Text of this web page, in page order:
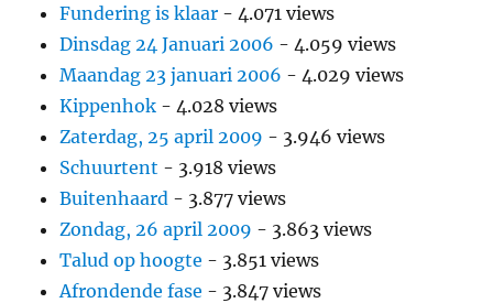
Fundering is klaar - 4.071 views
Dinsdag 24 Januari 2006 - 4.059 views
Maandag 23 januari 2006 - 4.029 views
Kippenhok - 4.028 views
Zaterdag, 25 april 2009 - 3.946 views
Schuurtent - 3.918 views
Buitenhaard - 3.877 views
Zondag, 26 april 2009 - 3.863 views
Talud op hoogte - 3.851 views
Afrondende fase - 3.847 views